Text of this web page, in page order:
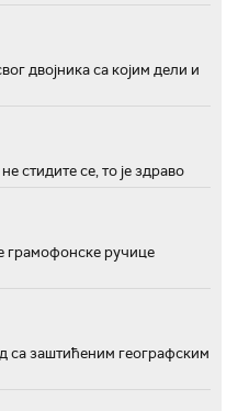
двојника са којим дели и
стидите се, то је здраво
грамофонске ручице
са заштићеним географским